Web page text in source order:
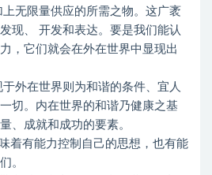
无限量供应的所需之物。这广袤
现、 开发和表达。要是我们能认
，它们就会在外在世界中显现出
外在世界则为和谐的条件、宜人
切。内在世界的和谐乃健康之基
、成就和成功的要素。
着有能力控制自己的思想，也有能
。